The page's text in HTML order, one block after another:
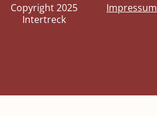
Copyright 2025
Intertreck
Impressum